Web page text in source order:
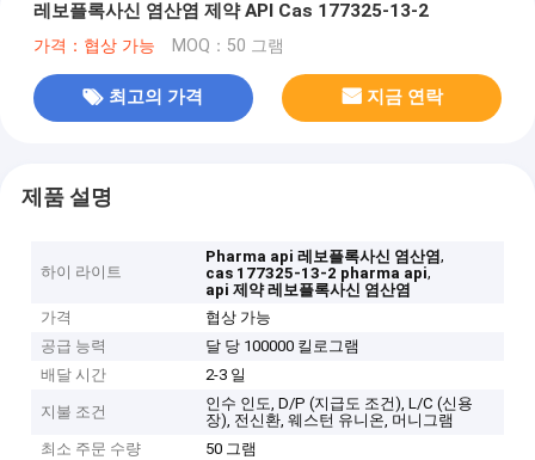
레보플록사신 염산염 제약 API Cas 177325-13-2
가격：협상 가능 MOQ：50 그램
최고의 가격 지금 연락
제품 설명
하이 라이트
Pharma api 레보플록사신 염산염,
cas 177325-13-2 pharma api,
api 제약 레보플록사신 염산염
가격
협상 가능
공급 능력
달 당 100000 킬로그램
배달 시간
2-3 일
지불 조건
인수 인도, D/P (지급도 조건), L/C (신용
장), 전신환, 웨스턴 유니온, 머니그램
최소 주문 수량
50 그램